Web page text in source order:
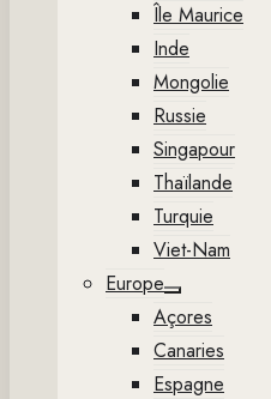
Île Maurice
Inde
Mongolie
Russie
Singapour
Thaïlande
Turquie
Viet-Nam
Europe
Show
sub
menu
Açores
Canaries
Espagne